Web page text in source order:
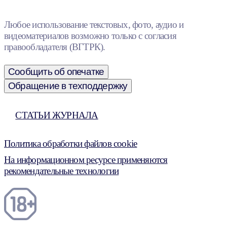
Любое использование текстовых, фото, аудио и
видеоматериалов возможно только с согласия
правообладателя (ВГТРК).
Сообщить об опечатке
Обращение в техподдержку
СТАТЬИ ЖУРНАЛА
Политика обработки файлов cookie
На информационном ресурсе применяются
рекомендательные технологии